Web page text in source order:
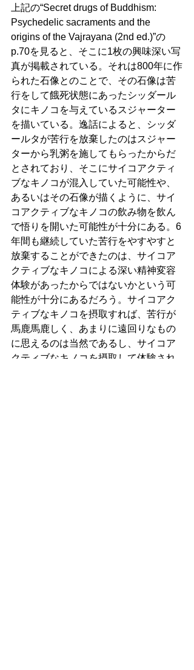
上記の“Secret drugs of Buddhism:
Psychedelic sacraments and the
origins of the Vajrayana (2nd ed.)”の
p.70を見ると、そこに1枚の興味深い写
真が掲載されている。それは800年に作
られた石像とのことで、その石像は苦
行をして餓死状態にあったシッダール
タにキノコを与えているスジャーター
を描いている。逸話によると、シッダ
ールタが苦行を放棄したのはスジャー
ターから乳粥を施してもらったからだ
とされており、そこにサイコアクティ
ブなキノコが混入していた可能性や、
あるいはその石像が描くように、サイ
コアクティブなキノコの飲み物を飲ん
で悟りを開いた可能性が十分にある。6
年間も継続していた苦行をやすやすと
放棄することができたのは、サイコア
クティブなキノコによる深い精神変容
体験があったからではないかという可
能性が十分にあるだろう。サイコアク
ティブなキノコを摂取すれば、苦行が
馬鹿馬鹿しく、あまりに遠回りなもの
に思えるのは当然であるし、サイコア
クティブなキノコを摂取して体験され